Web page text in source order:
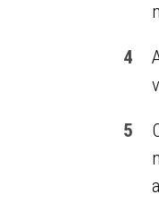
4
5